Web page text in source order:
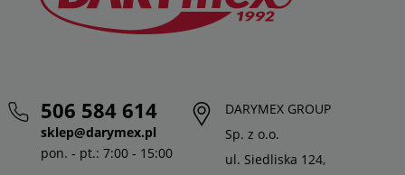
506 584 614
sklep@darymex.pl
pon. - pt.: 7:00 - 15:00
DARYMEX GROUP
Sp. z o.o.
ul. Siedliska 124,